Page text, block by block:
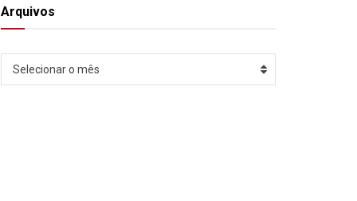
Arquivos
Arquivos
Selecionar o mês